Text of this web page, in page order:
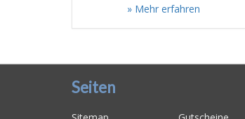
» Mehr erfahren
Seiten